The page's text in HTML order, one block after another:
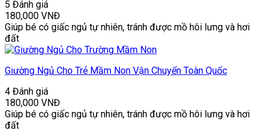
5 Đánh giá
180,000 VNĐ
Giúp bé có giấc ngủ tự nhiên, tránh được mồ hôi lưng và hơi
đất
Giường Ngủ Cho Trẻ Mầm Non Vận Chuyển Toàn Quốc
4 Đánh giá
180,000 VNĐ
Giúp bé có giấc ngủ tự nhiên, tránh được mồ hôi lưng và hơi
đất